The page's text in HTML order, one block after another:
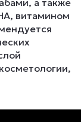
витамином